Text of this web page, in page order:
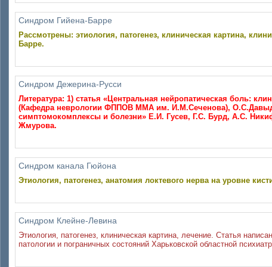
Синдром Гийена-Барре
Рассмотрены: этиология, патогенез, клиническая картина,
Барре.
Синдром Дежерина-Русси
Литература: 1) статья «Центральная нейропатическая боль:
(Кафедра неврологии ФППОВ ММА им. И.М.Сеченова),
симптомокомплексы и болезни» Е.И. Гусев, Г.С. Бурд, А.С.
Жмурова.
Синдром канала Гюйона
Этиология, патогенез, анатомия локтевого нерва на уровне
Синдром Клейне-Левина
Этиология, патогенез, клиническая картина, лечение. Статья
патологии и пограничных состояний Харьковской областной